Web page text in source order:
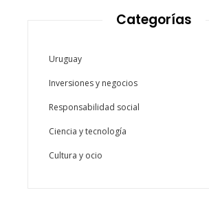
Categorías
Uruguay
Inversiones y negocios
Responsabilidad social
Ciencia y tecnología
Cultura y ocio